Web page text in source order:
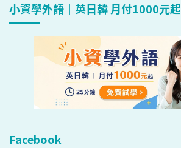
小資學外語｜英日韓 月付1000元起
Facebook